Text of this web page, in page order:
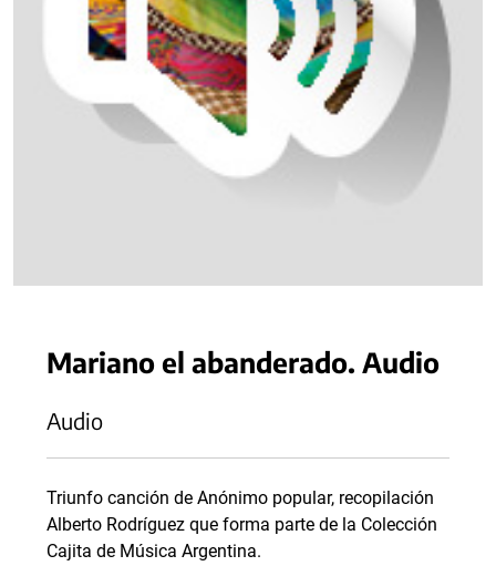
Mariano el abanderado. Audio
Audio
Triunfo canción de Anónimo popular, recopilación
Alberto Rodríguez que forma parte de la Colección
Cajita de Música Argentina.